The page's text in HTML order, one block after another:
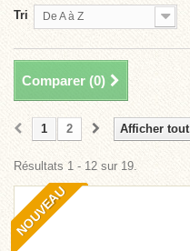
Tri De A à Z
Comparer (0)
Afficher tout
1 2
Résultats 1 - 12 sur 19.
NOUVEAU